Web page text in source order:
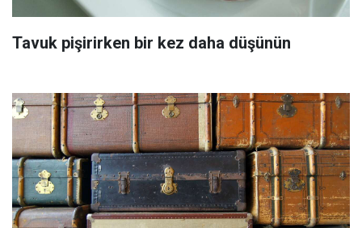
Tavuk pişirirken bir kez daha düşünün